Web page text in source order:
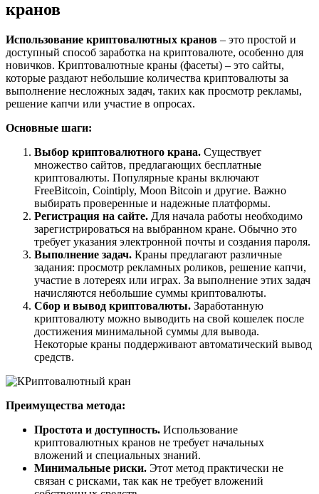
кранов
Использование криптовалютных кранов – это простой и
доступный способ заработка на криптовалюте, особенно для
новичков. Криптовалютные краны (фасеты) – это сайты,
которые раздают небольшие количества криптовалюты за
выполнение несложных задач, таких как просмотр рекламы,
решение капчи или участие в опросах.
Основные шаги:
Выбор криптовалютного крана. Существует
множество сайтов, предлагающих бесплатные
криптовалюты. Популярные краны включают
FreeBitcoin, Cointiply, Moon Bitcoin и другие. Важно
выбирать проверенные и надежные платформы.
Регистрация на сайте. Для начала работы необходимо
зарегистрироваться на выбранном кране. Обычно это
требует указания электронной почты и создания пароля.
Выполнение задач. Краны предлагают различные
задания: просмотр рекламных роликов, решение капчи,
участие в лотереях или играх. За выполнение этих задач
начисляются небольшие суммы криптовалюты.
Сбор и вывод криптовалюты. Заработанную
криптовалюту можно выводить на свой кошелек после
достижения минимальной суммы для вывода.
Некоторые краны поддерживают автоматический вывод
средств.
Преимущества метода:
Простота и доступность. Использование
криптовалютных кранов не требует начальных
вложений и специальных знаний.
Минимальные риски. Этот метод практически не
связан с рисками, так как не требует вложений